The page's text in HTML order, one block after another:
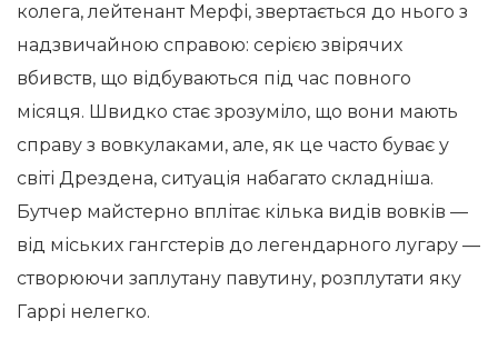
колега, лейтенант Мерфі, звертається до нього з
надзвичайною справою: серією звірячих
вбивств, що відбуваються під час повного
місяця. Швидко стає зрозуміло, що вони мають
справу з вовкулаками, але, як це часто буває у
світі Дрездена, ситуація набагато складніша.
Бутчер майстерно вплітає кілька видів вовків —
від міських гангстерів до легендарного лугару —
створюючи заплутану павутину, розплутати яку
Гаррі нелегко.